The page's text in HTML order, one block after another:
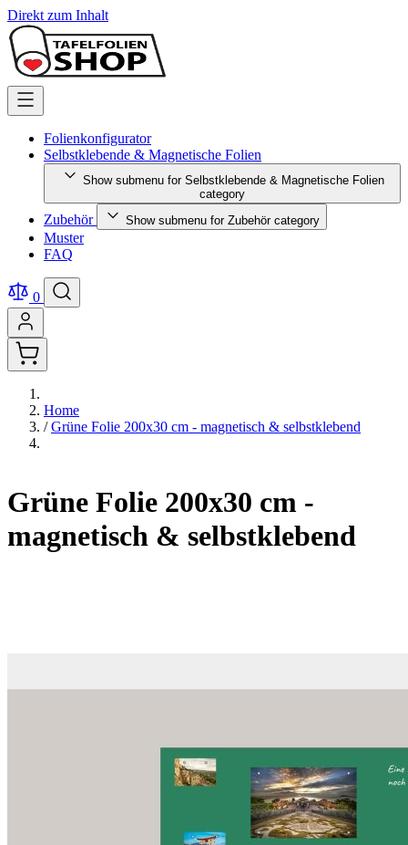
Direkt zum Inhalt
Folienkonfigurator
Selbstklebende & Magnetische Folien
Show submenu for Selbstklebende & Magnetische Folien
category
Zubehör Show submenu for Zubehör category
Muster
FAQ
0
Home
/ Grüne Folie 200x30 cm - magnetisch & selbstklebend
Grüne Folie 200x30 cm -
magnetisch & selbstklebend